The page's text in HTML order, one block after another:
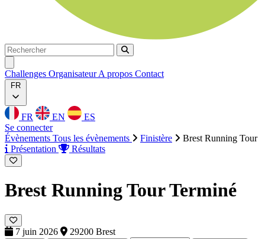
Rechercher
Rechercher
Challenges OrganisateurA propos Contact
FR
FR EN
ES
Se connecter
Évènements Tous les évènements Finistère
Brest Running Tour
Présentation
Résultats
Brest Running TourTerminé
7 juin 2026 29200 Brest